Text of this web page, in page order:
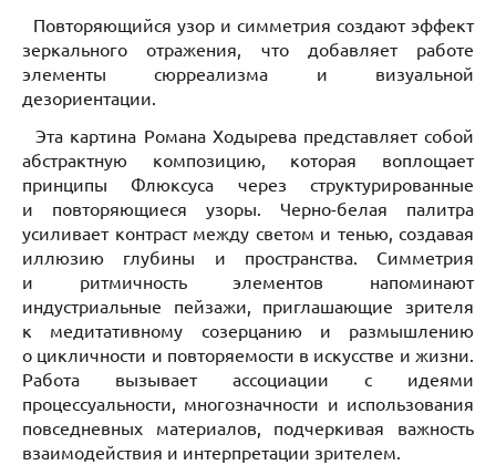
Повторяющийся узор и симметрия создают эффект
зеркального отражения, что добавляет работе
элементы сюрреализма и визуальной
дезориентации.
Эта картина Романа Ходырева представляет собой
абстрактную композицию, которая воплощает
принципы Флюксуса через структурированные
и повторяющиеся узоры. Черно-белая палитра
усиливает контраст между светом и тенью, создавая
иллюзию глубины и пространства. Симметрия
и ритмичность элементов напоминают
индустриальные пейзажи, приглашающие зрителя
к медитативному созерцанию и размышлению
о цикличности и повторяемости в искусстве и жизни.
Работа вызывает ассоциации с идеями
процессуальности, многозначности и использования
повседневных материалов, подчеркивая важность
взаимодействия и интерпретации зрителем.